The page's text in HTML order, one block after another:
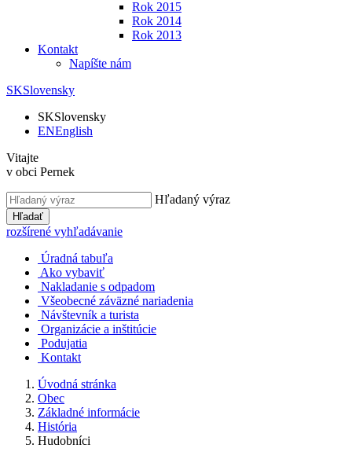
Rok 2015
Rok 2014
Rok 2013
Kontakt
Napíšte nám
SKSlovensky
SKSlovensky
ENEnglish
Vitajte
v obci Pernek
Hľadaný výraz
Hľadať
rozšírené vyhľadávanie
Úradná tabuľa
Ako vybaviť
Nakladanie s odpadom
Všeobecné záväzné nariadenia
Návštevník a turista
Organizácie a inštitúcie
Podujatia
Kontakt
Úvodná stránka
Obec
Základné informácie
História
Hudobníci